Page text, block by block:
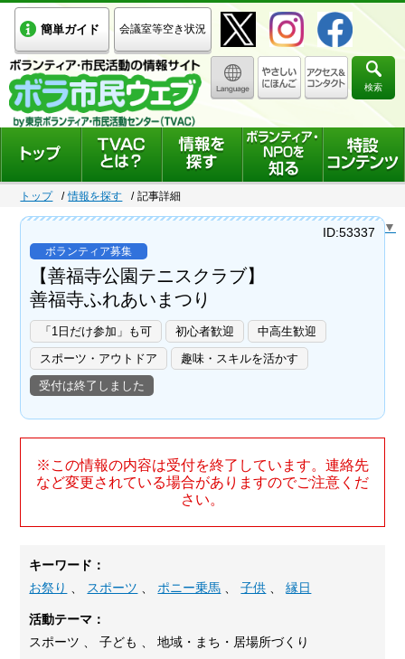
簡単ガイド 会議室等空き状況
検索
トップ 情報を探す 記事詳細
Select Language ▼
ボランティア募集
【善福寺公園テニスクラブ】
善福寺ふれあいまつり
「1日だけ参加」も可 初心者歓迎
中高生歓迎
スポーツ・アウトドア
趣味・スキルを活かす
受付は終了しました
ID:53337
※この情報の内容は受付を終了しています。連絡先
など変更されている場合がありますのでご注意くだ
さい。
キーワード：
お祭り
スポーツ ポニー乗馬 、子供 、縁日
活動テーマ：
スポーツ 、 子ども 、 地域・まち・居場所づくり